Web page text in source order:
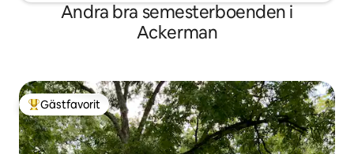
Andra bra semesterboenden i
Ackerman
Populär gästfavorit
Gästfavorit